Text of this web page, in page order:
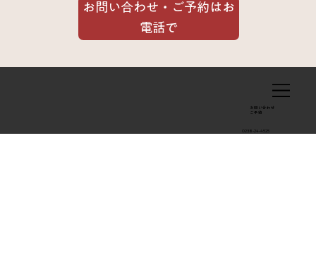
お問い合わせ・ご予約はお
電話で
0238-24-4525
お問い合わせ
​ご予約